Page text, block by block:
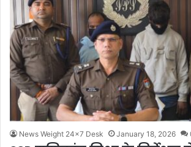
News Weight 24x7 Desk January 18, 2026